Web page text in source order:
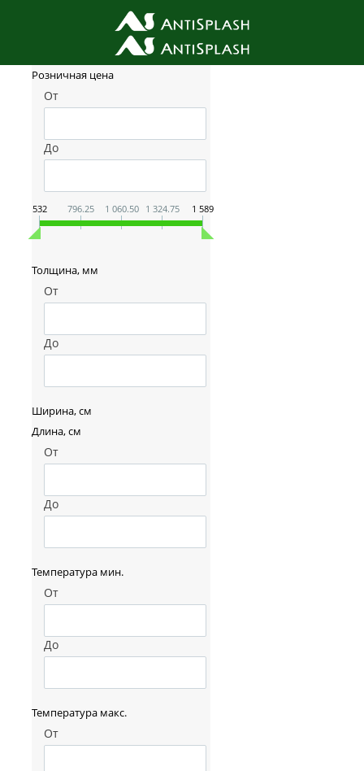
Фильтр товаров
Розничная цена
От
До
532 796.25 1 060.50 1 324.75 1 589
Толщина, мм
От
До
Ширина, см
Длина, см
От
До
Температура мин.
От
До
Температура макс.
От